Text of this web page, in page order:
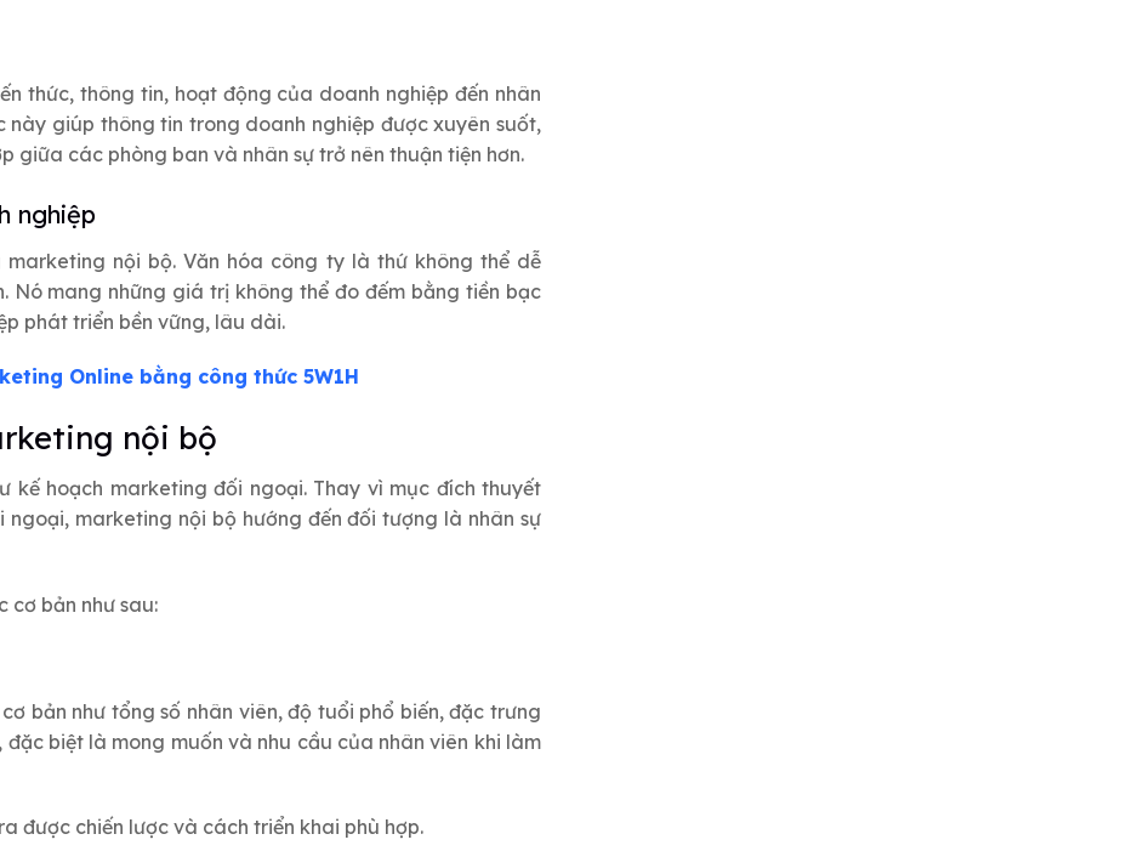
thức, thông tin, hoạt động của doanh nghiệp đến nhân
này giúp thông tin trong doanh nghiệp được xuyên suốt,
giữa các phòng ban và nhân sự trở nên thuận tiện hơn.
nghiệp
nội bộ. Văn hóa công ty là thứ không thể dễ
mang những giá trị không thể đo đếm bằng tiền bạc
phát triển bền vững, lâu dài.
Online bằng công thức 5W1H
nội bộ
kế hoạch marketing đối ngoại. Thay vì mục đích thuyết
marketing nội bộ hướng đến đối tượng là nhân sự
cơ bản như sau:
bản như tổng số nhân viên, độ tuổi phổ biến, đặc trưng
biệt là mong muốn và nhu cầu của nhân viên khi làm
được chiến lược và cách triển khai phù hợp.